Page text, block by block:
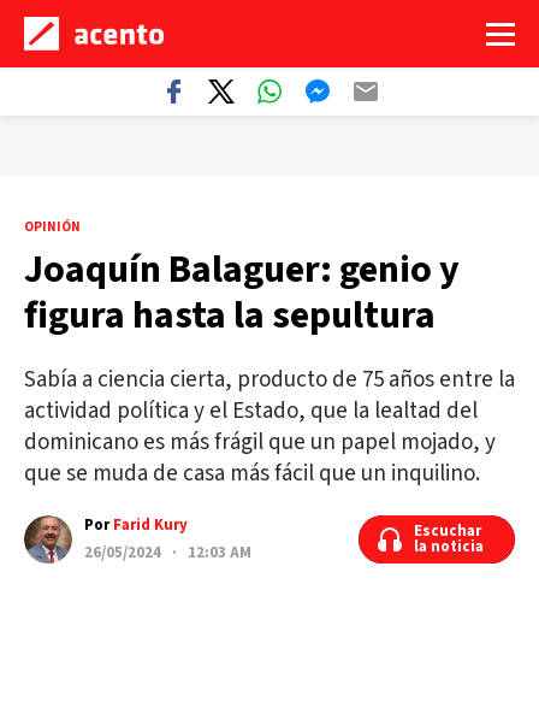
OPINIÓN
Joaquín Balaguer: genio y
figura hasta la sepultura
Sabía a ciencia cierta, producto de 75 años entre la
actividad política y el Estado, que la lealtad del
dominicano es más frágil que un papel mojado, y
que se muda de casa más fácil que un inquilino.
PorFarid Kury
26/05/2024 · 12:03 AM
Escuchar
la noticia
Escuchar
la noticia